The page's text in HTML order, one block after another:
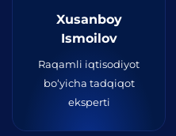
Xusanboy
Ismoilov
Raqamli iqtisodiyot
bo‘yicha tadqiqot
eksperti